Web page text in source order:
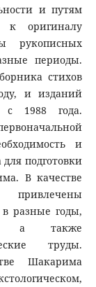
и путям
к оригиналу
рукописных
периоды.
стихов
и изданий
с 1988 года.
и
подготовки
В качестве
привлечены
разные годы,
а также
труды.
Шакарима